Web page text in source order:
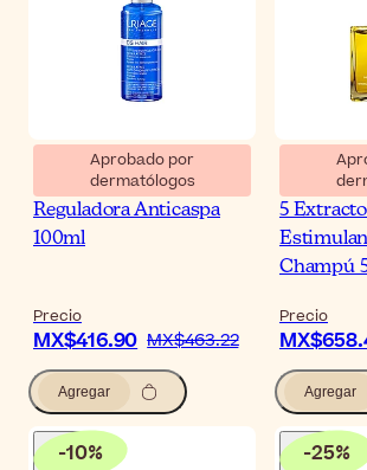
Aprobado por
dermatólogos
Uriage D.S. Loción
Reguladora Anticaspa
100ml
Precio
MX$416.90 MX$463.22
Agregar
René
5
Champú
Precio
Agregar
-10% -25%